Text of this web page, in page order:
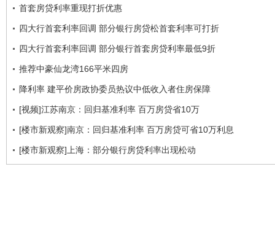
首套房贷利率重现打折优惠
四大行首套利率回调 部分银行房贷松首套利率可打折
四大行首套利率回调 部分银行首套房贷利率最低9折
推荐中豪仙龙湾166平米四房
降利率 建平价房政协委员热议中低收入者住房保障
[视频]江苏南京：回归基准利率 百万房贷省10万
[楼市新观察]南京：回归基准利率 百万房贷可省10万利息
[楼市新观察]上海：部分银行房贷利率出现松动